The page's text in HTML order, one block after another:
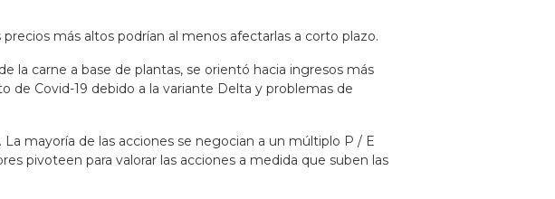
más altos podrían al menos afectarlas a corto plazo.
la carne a base de plantas, se orientó hacia ingresos más
de Covid-19 debido a la variante Delta y problemas de
mayoría de las acciones se negocian a un múltiplo P / E
pivoteen para valorar las acciones a medida que suben las